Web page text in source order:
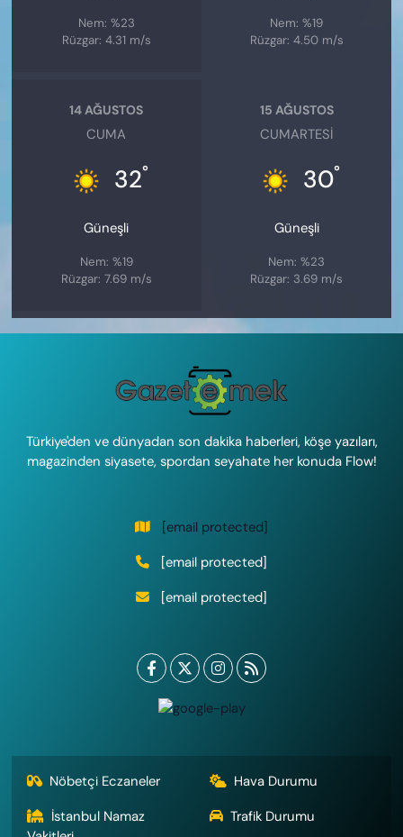
Nem: %23
Rüzgar: 4.31 m/s
Nem: %19
Rüzgar: 4.50 m/s
14 AĞUSTOS
CUMA
32°
Güneşli
Nem: %19
Rüzgar: 7.69 m/s
15 AĞUSTOS
CUMARTESI
30°
Güneşli
Nem: %23
Rüzgar: 3.69 m/s
Türkiye'den ve dünyadan son dakika haberleri, köşe yazıları,
magazinden siyasete, spordan seyahate her konuda Flow!
[email protected]
[email protected]
[email protected]
Nöbetçi Eczaneler
Hava Durumu
İstanbul Namaz
Trafik Durumu